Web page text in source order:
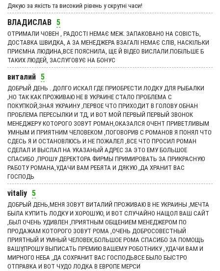
Дякую за якість та високий рівень у скрутні часи!
ВЛАДИСЛАВ 5
ОТРИМАЛИ ЧОВЕН , РАДОСТІ НЕМАЄ МЕЖ. ЗАПАКОВАНО НА СОВІСТЬ,
ДОСТАВКА ШВИДКА, А ЗА МЕНЕДЖЕРА ВЗАГАЛІ НЕМАЄ СЛІВ, НАСКІЛЬКИ
ПРИЄМНА ЛЮДИНА,ВСЕ ПОЯСНИЛА, ЩЕ Й ВІДЕО ВИСЛАЛИ.ПОБІЛЬШЕ Б
ТАКИХ ЛЮДЕЙ, ЗАСЛУГОВУЄ НА БОНУС
виталий 5
ДОБРЫЙ ДЕНЬ . ДОЛГО ИСКАЛ ГДЕ ПРИОБРЕСТИ ЛОДКУ ДЛЯ РЫБАЛКИ
,НО ТАК КАК ПРОЖИВАЮ НЕ В УКРАИНЕ СТАЛО ПРОБЛЕМА С
ПОКУПКОЙ,ЗНАЯ УКРАИНУ ,ПЕРВОЕ ЧТО ПРИХОДИТ В ГОЛОВУ ОБНАН
ПРОБЛЕМА ПЕРЕСЫЛКИ И ТД, И ВОТ МОЙ ПЕРВЫЙ ПЕРВЫЙ ЗВОНОК
МЕНЕДЖЕРУ КОТОРОГО ЗОВУТ РОМАН,ОКАЗАЛСЯ ОЧЕНТ ПРИВЕТЛИВЫМ
УМНЫМ И ПРИЯТНИМ ЧЕЛОВЕКОМ ,ПОГОВОРИВ С РОМАНОВ Я ПОНЯЛ ЧТО
СДЕСЬ Я И ОСТАНОВЛЮСЬ И НЕ ПОЖАЛЕЛ ,ВСЕ ЧТО ПРОСИЛ РОМАН
СДЕЛАЛ И ВЫСЛАЛ НА УКАЗАНЫЙ АДРЕС ЗА ЭТО ЕМУ БОЛЬШОЕ
СПАСИБО ,ПРОШУ ДЕРЕКТОРА ФИРМЫ ПРИМИРОВАТЬ ЗА ПРИКРАСНУЮ
РАБОТУ РОМАНА,УДАЧИ ВАМ РЕБЯТА И ДЯКУЮ ,ДА ХРАНИТ ВАС
ГОСПОДЬ
vitaliy 5
ДОБРЫЙ ДЕНЬ,МЕНЯ ЗОВУТ ВИТАЛИЙ ПРОЖИВАЮ В НЕ УКРАИНЫ ,МЕЧТА
БЫЛА КУПИТЬ ЛОДКУ И ХОРОШУЮ, И ВОТ СЛУЧАЙНО НАЩОЛ ВАШ САЙТ
,БЫЛ ОЧЕНЬ УДИВЛЕН ,ПРИЯТНЫМ ОБЩЕНИЕМ МЕНЕДЖЕРОМ ПО
ПРОДАЖАМ КОТОРОГО ЗОВУТ РОМА ,ОЧЕНЬ ДОБРОСОВЕСТНЫЙ
ПРИЯТНЫЙ И УМНЫЙ ЧЕЛОВЕК,БОЛЬШОЕ РОМА СПАСИБО ЗА ПОМОЩЬ
ВАШУ,ПРОШУ ВЫПИСАТЬ ПРЕМИЮ ВАШЕМУ РОБОТНИКУ ,УДАЧИ ВАМ И
МИРНОГО НЕБА ,ДА СОХРАНИТ ВАС ГОСПОДЬВСЕ БЫЛО БЫСТРО
ОТПРАВКА И ВОТ ЧУДО ЛОДКА В ЕВРОПЕ МЕРСИ